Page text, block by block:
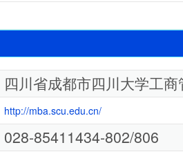
四川省成都市四川大学工
http://mba.scu.edu.cn/
028-85411434-802/806